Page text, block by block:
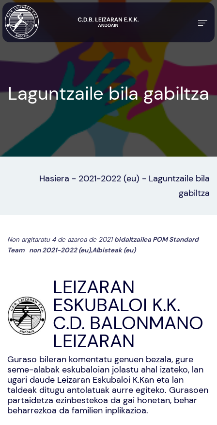
Laguntzaile bila gabiltza
Hasiera - 2021-2022 (eu) - Laguntzaile bila
gabiltza
Non argitaratu 4 de azaroa de 2021bidaltzailea POM Standard
Team non2021-2022 (eu),Albisteak (eu)
LEIZARAN
ESKUBALOI K.K.
C.D. BALONMANO
LEIZARAN
Guraso bileran komentatu genuen bezala, gure
seme-alabak eskubaloian jolastu ahal izateko, lan
ugari daude Leizaran Eskubaloi K.Kan eta lan
taldeak ditugu antolatuak aurre egiteko. Gurasoen
partaidetza ezinbestekoa da gai honetan, behar
beharrezkoa da familien inplikazioa.